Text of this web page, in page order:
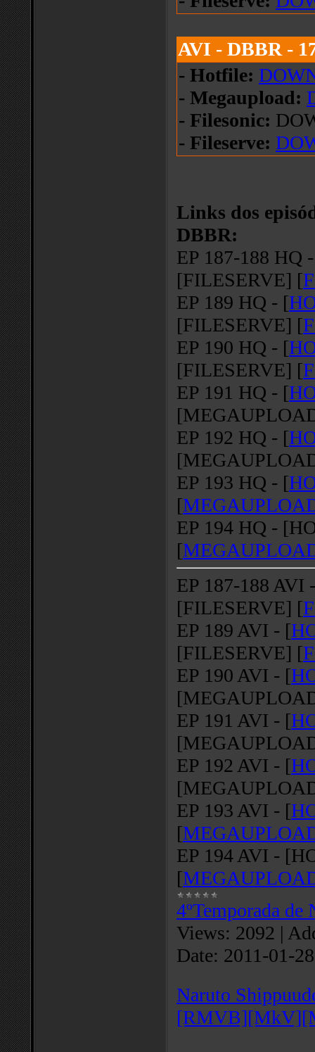
AVI - DBBR -
- Hotfile:
- Megaupload:
- Filesonic:
- Fileserve:
Links dos
DBBR:
EP 187-188
[FILESERVE] [
EP 189 HQ - [
[FILESERVE] [
EP 190 HQ - [
[FILESERVE] [
EP 191 HQ - [
EP 192 HQ - [
EP 193 HQ - [
[
EP 194 HQ -
[
EP 187-188
[FILESERVE] [
EP 189 AVI - [
[FILESERVE] [
EP 190 AVI - [
EP 191 AVI - [
EP 192 AVI - [
EP 193 AVI - [
[
EP 194 AVI -
[
4ºTemporada de
Views: 2092 |
Date: 2011-01-28
Naruto